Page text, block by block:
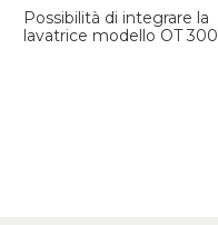
Possibilità di integrare la
lavatrice modello OT 300